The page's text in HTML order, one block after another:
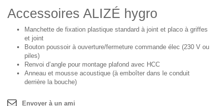
Accessoires ALIZÉ hygro
Manchette de fixation plastique standard à joint et placo à griffes
et joint
Bouton poussoir à ouverture/fermeture commande élec (230 V ou
piles)
Renvoi d’angle pour montage plafond avec HCC
Anneau et mousse acoustique (à emboîter dans le conduit
derrière la bouche)
Envoyer à un ami